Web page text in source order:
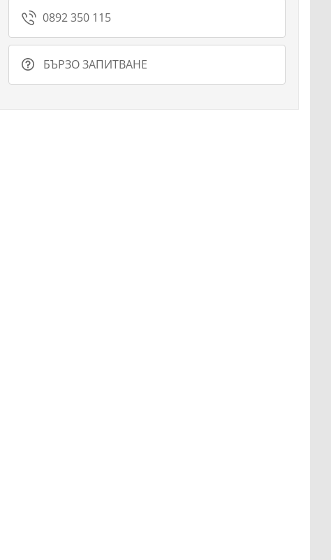
0892 350 115
БЪРЗО ЗАПИТВАНЕ